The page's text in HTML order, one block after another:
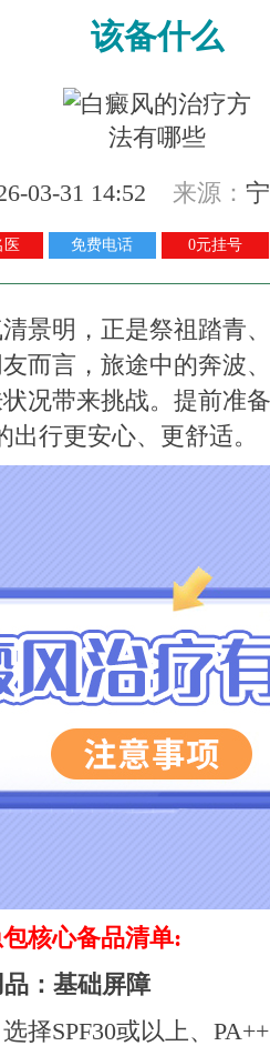
该备什么
03-31 14:52 来源：
医 免费电话 0元挂号
明，正是祭祖踏青、
而言，旅途中的奔波
况带来挑战。提前准
出行更安心、更舒适。
核心备品清单:
：基础屏障
SPF30或以上、